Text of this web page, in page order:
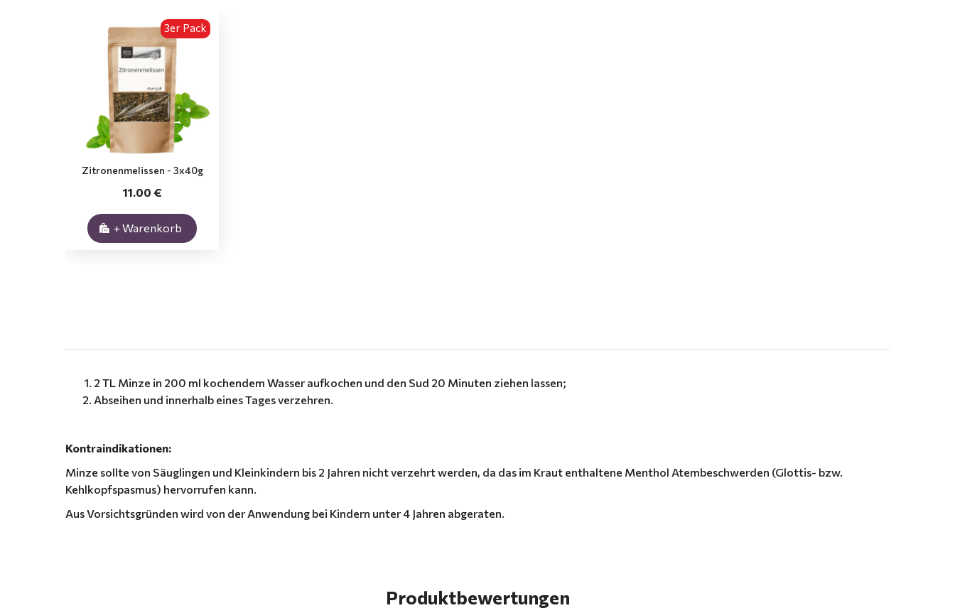
3er Pack
Zitronenmelissen - 3x40g
11.00 €
+ Warenkorb
2 TL Minze in 200 ml kochendem Wasser aufkochen und den Sud 20 Minuten ziehen lassen;
Abseihen und innerhalb eines Tages verzehren.
Kontraindikationen:
Minze sollte von Säuglingen und Kleinkindern bis 2 Jahren nicht verzehrt werden, da das im Kraut enthaltene Menthol Atembeschwerden (Glottis- bzw.
Kehlkopfspasmus) hervorrufen kann.
Aus Vorsichtsgründen wird von der Anwendung bei Kindern unter 4 Jahren abgeraten.
Produktbewertungen